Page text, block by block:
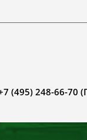
(495) 248-66-70